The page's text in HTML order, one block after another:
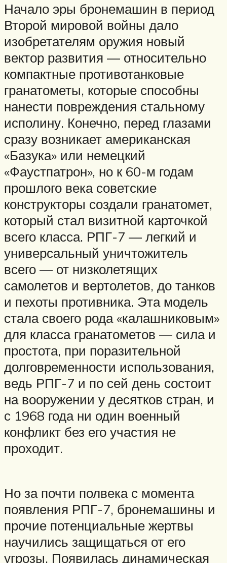
Начало эры бронемашин в период
Второй мировой войны дало
изобретателям оружия новый
вектор развития — относительно
компактные противотанковые
гранатометы, которые способны
нанести повреждения стальному
исполину. Конечно, перед глазами
сразу возникает американская
«Базука» или немецкий
«Фаустпатрон», но к 60-м годам
прошлого века советские
конструкторы создали гранатомет,
который стал визитной карточкой
всего класса. РПГ-7 — легкий и
универсальный уничтожитель
всего — от низколетящих
самолетов и вертолетов, до танков
и пехоты противника. Эта модель
стала своего рода «калашниковым»
для класса гранатометов — сила и
простота, при поразительной
долговременности использования,
ведь РПГ-7 и по сей день состоит
на вооружении у десятков стран, и
с 1968 года ни один военный
конфликт без его участия не
проходит.
Но за почти полвека с момента
появления РПГ-7, бронемашины и
прочие потенциальные жертвы
научились защищаться от его
угрозы. Появилась динамическая